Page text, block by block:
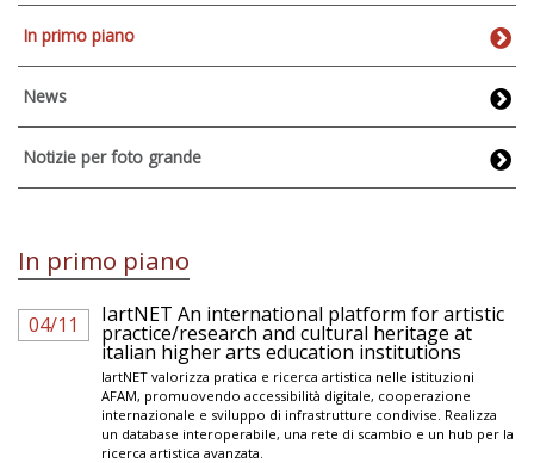
In primo piano
News
Notizie per foto grande
In primo piano
04/11 IartNET An international platform for artistic
practice/research and cultural heritage at
italian higher arts education institutions
IartNET valorizza pratica e ricerca artistica nelle istituzioni
AFAM, promuovendo accessibilità digitale, cooperazione
internazionale e sviluppo di infrastrutture condivise. Realizza
un database interoperabile, una rete di scambio e un hub per la
ricerca artistica avanzata.